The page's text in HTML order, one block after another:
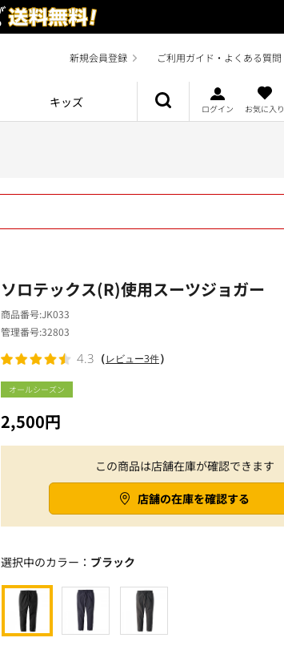
新規会員登録 ご利用ガイド・よくある質問
キッズ ログイン お気に入り
オールシーズン
この商品は店舗在庫が確認できます
店舗の在庫を確認する
ソロテックス(R)使用スーツジョガー
2,500円
商品番号JK033
管理番号32803
4.3 （レビュー3件）
選択中のカラー： ブラック